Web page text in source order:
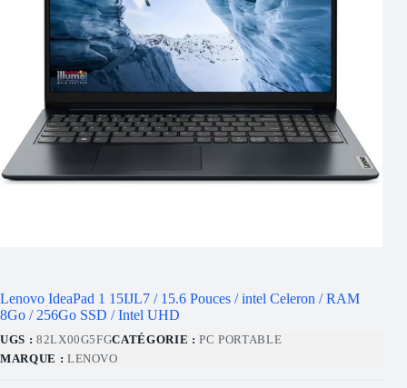
Lenovo IdeaPad 1 15IJL7 / 15.6 Pouces / intel Celeron / RAM
8Go / 256Go SSD / Intel UHD
UGS : 82LX00G5FGCATÉGORIE :PC PORTABLE
MARQUE : LENOVO